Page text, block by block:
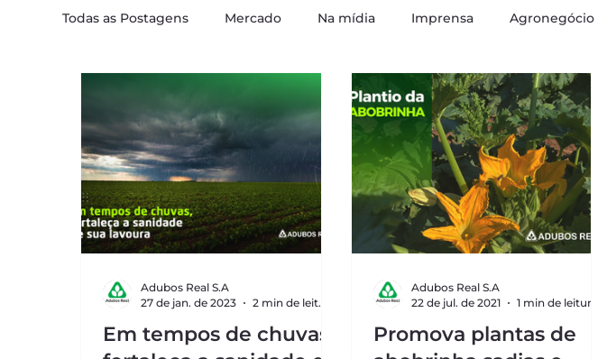
Todas as Postagens Mercado Na mídia Imprensa Agronegócio
Em tempos de chuvas,
Adubos Real S.A
27 de jan. de 2023
2 min de leitura
Promova plantas de
Adubos Real S.A
22 de jul. de 2021
1 min de leitura